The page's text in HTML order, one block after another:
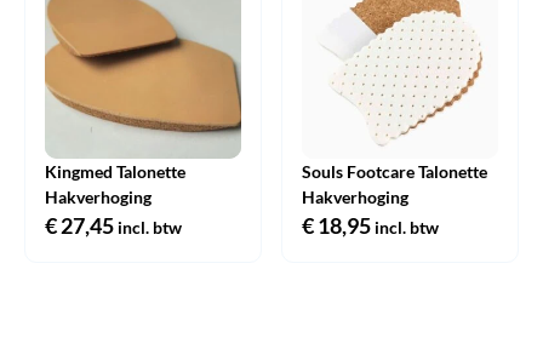
Kingmed Talonette
Hakverhoging
€27,45 incl. btw
Souls Footcare Talonette
Hakverhoging
€18,95 incl. btw